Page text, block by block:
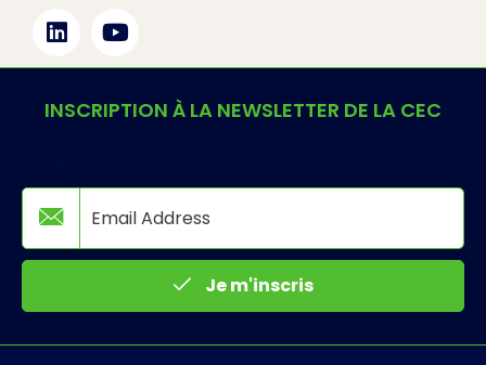
INSCRIPTION À LA NEWSLETTER DE LA CEC
Je m'inscris